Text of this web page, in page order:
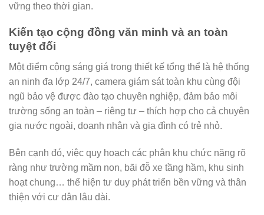
vững theo thời gian.
Kiến tạo cộng đồng văn minh và an toàn
tuyệt đối
Một điểm cộng sáng giá trong thiết kế tổng thể là hệ thống
an ninh đa lớp 24/7, camera giám sát toàn khu cùng đội
ngũ bảo vệ được đào tạo chuyên nghiệp, đảm bảo môi
trường sống an toàn – riêng tư – thích hợp cho cả chuyên
gia nước ngoài, doanh nhân và gia đình có trẻ nhỏ.
Bên cạnh đó, việc quy hoạch các phân khu chức năng rõ
ràng như trường mầm non, bãi đỗ xe tầng hầm, khu sinh
hoạt chung… thể hiện tư duy phát triển bền vững và thân
thiện với cư dân lâu dài.